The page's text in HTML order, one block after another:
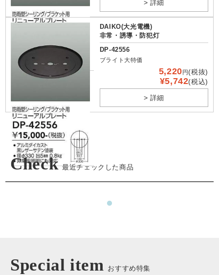
> 詳細
DAIKO(大光電機)
非常・誘導・防犯灯
DP-42556
ブライト大特価
5,220円(税抜)
¥5,742(税込)
> 詳細
Check 最近チェックした商品
Special item おすすめ特集